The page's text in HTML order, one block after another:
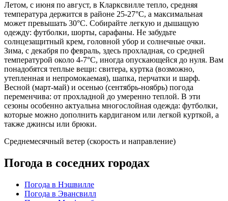
Летом, с июня по август, в Кларксвилле тепло, средняя
температура держится в районе 25-27°C, а максимальная
может превышать 30°C. Собирайте легкую и дышащую
одежду: футболки, шорты, сарафаны. Не забудьте
солнцезащитный крем, головной убор и солнечные очки.
Зима, с декабря по февраль, здесь прохладная, со средней
температурой около 4-7°C, иногда опускающейся до нуля. Вам
понадобятся теплые вещи: свитера, куртка (возможно,
утепленная и непромокаемая), шапка, перчатки и шарф.
Весной (март-май) и осенью (сентябрь-ноябрь) погода
переменчива: от прохладной до умеренно теплой. В эти
сезоны особенно актуальна многослойная одежда: футболки,
которые можно дополнить кардиганом или легкой курткой, а
также джинсы или брюки.
Среднемесячный ветер (скорость и направление)
Погода в соседних городах
Погода в Нэшвилле
Погода в Эвансвилл